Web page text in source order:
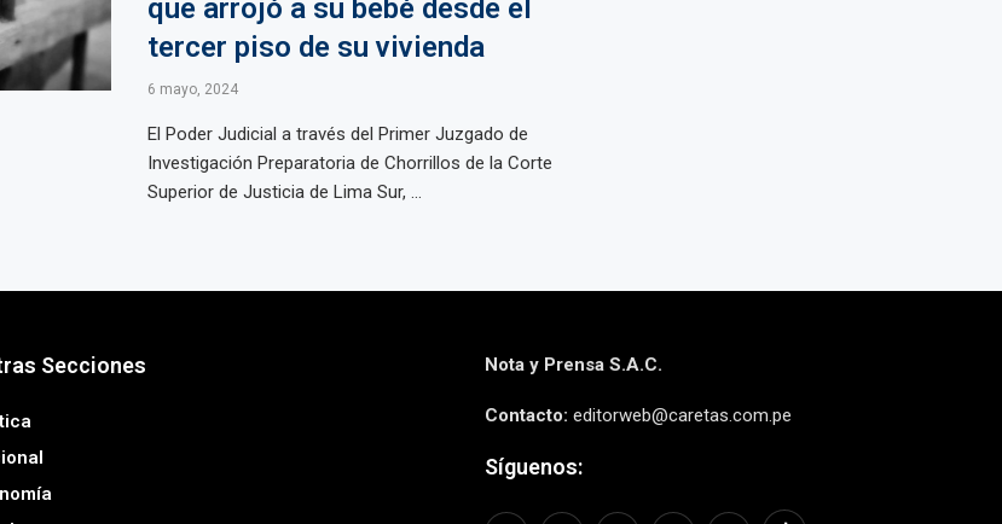
que arrojó a su bebé desde el
tercer piso de su vivienda
6 mayo, 2024
El Poder Judicial a través del Primer Juzgado de
Investigación Preparatoria de Chorrillos de la Corte
Superior de Justicia de Lima Sur, ...
Secciones Nota y Prensa S.A.C.
Contacto: editorweb@caretas.com.pe
Síguenos: